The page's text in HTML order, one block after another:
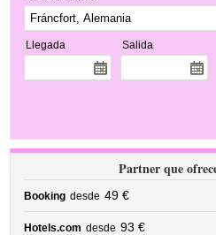
Llegada Salida
Partner que
Booking desde 49 €
Hotels.com desde 93 €